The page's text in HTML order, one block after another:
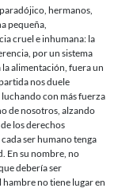
hermanos,
pequeña,
cruel e inhumana: la
por un sistema
la alimentación, fuera un
nos duele
con más fuerza
de nosotros, alzando
los derechos
ser humano tenga
En su nombre, no
debería ser
no tiene lugar en